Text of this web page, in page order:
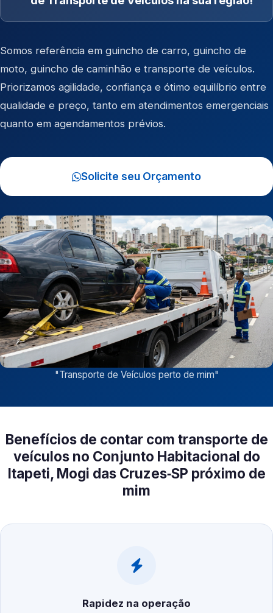
Somos referência em guincho de carro, guincho de
moto, guincho de caminhão e transporte de veículos.
Priorizamos agilidade, confiança e ótimo equilíbrio entre
qualidade e preço, tanto em atendimentos emergenciais
quanto em agendamentos prévios.
Solicite seu Orçamento
"Transporte de Veículos perto de mim"
Benefícios de contar com transporte de
veículos no Conjunto Habitacional do
Itapeti, Mogi das Cruzes‑SP próximo de
mim
Rapidez na operação